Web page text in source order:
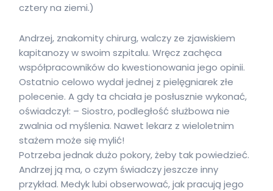
cztery na ziemi.)
Andrzej, znakomity chirurg, walczy ze zjawiskiem
kapitanozy w swoim szpitalu. Wręcz zachęca
współpracowników do kwestionowania jego opinii.
Ostatnio celowo wydał jednej z pielęgniarek złe
polecenie. A gdy ta chciała je posłusznie wykonać,
oświadczył: – Siostro, podległość służbowa nie
zwalnia od myślenia. Nawet lekarz z wieloletnim
stażem może się mylić!
Potrzeba jednak dużo pokory, żeby tak powiedzieć.
Andrzej ją ma, o czym świadczy jeszcze inny
przykład. Medyk lubi obserwować, jak pracują jego